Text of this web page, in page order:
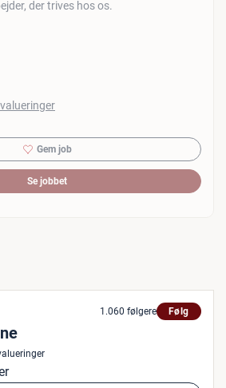
der trives hos os.
Gem job
Se jobbet
1.060 følgere Følg